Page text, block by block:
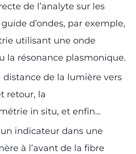
de l’analyte sur les
d’ondes, par exemple,
utilisant une onde
la résonance plasmonique.
distance de la lumière vers
retour, la
in situ, et enfin…
indicateur dans une
à l’avant de la fibre